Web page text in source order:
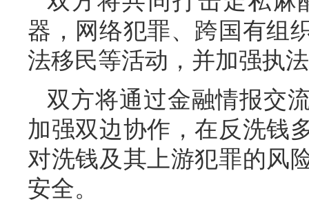
器，网络犯罪、跨国有组
法移民等活动，并加强执
双方将通过金融情报交
加强双边协作，在反洗钱
对洗钱及其上游犯罪的风
安全。